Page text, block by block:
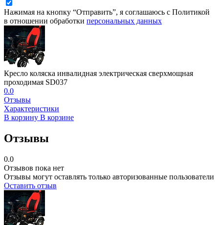
Нажимая на кнопку “Отправить”, я соглашаюсь с Политикой
в отношении обработки персональных данных
Кресло коляска инвалидная электрическая сверхмощная
проходимая SD037
0.0
Отзывы
Характеристики
В корзину В корзине
Отзывы
0.0
Отзывов пока нет
Отзывы могут оставлять только авторизованные пользователи
Оставить отзыв